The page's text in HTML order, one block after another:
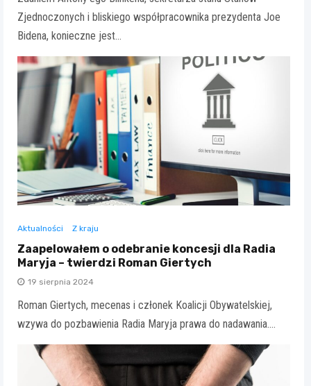
Zjednoczonych i bliskiego współpracownika prezydenta Joe
Bidena, konieczne jest…
Aktualności Z kraju
Zaapelowałem o odebranie koncesji dla Radia
Maryja – twierdzi Roman Giertych
19 sierpnia 2024
Roman Giertych, mecenas i członek Koalicji Obywatelskiej,
wzywa do pozbawienia Radia Maryja prawa do nadawania.…